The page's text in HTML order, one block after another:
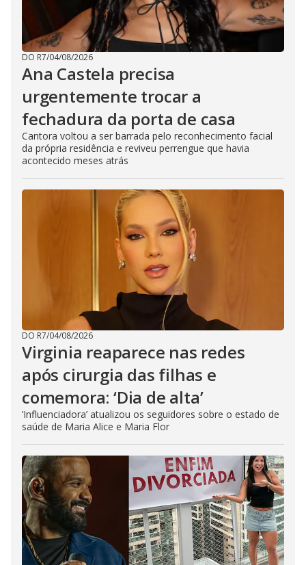
DO R7/04/08/2026
Ana Castela precisa
urgentemente trocar a
fechadura da porta de casa
Cantora voltou a ser barrada pelo reconhecimento facial
da própria residência e reviveu perrengue que havia
acontecido meses atrás
DO R7/04/08/2026
Virginia reaparece nas redes
após cirurgia das filhas e
comemora: ‘Dia de alta’
‘Influenciadora’ atualizou os seguidores sobre o estado de
saúde de Maria Alice e Maria Flor